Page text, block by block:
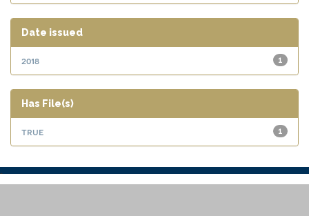
Date issued
1
2018
Has File(s)
1
true